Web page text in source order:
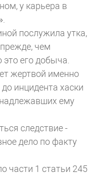
у карьера в
послужила утка,
чем
его добыча.
жертвой именно
инцидента хаски
ему
следствие -
дело по факту
части 1 статьи 245